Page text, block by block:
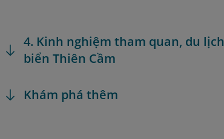
4. Kinh nghiệm tham quan, du lịch
biển Thiên Cầm
Khám phá thêm